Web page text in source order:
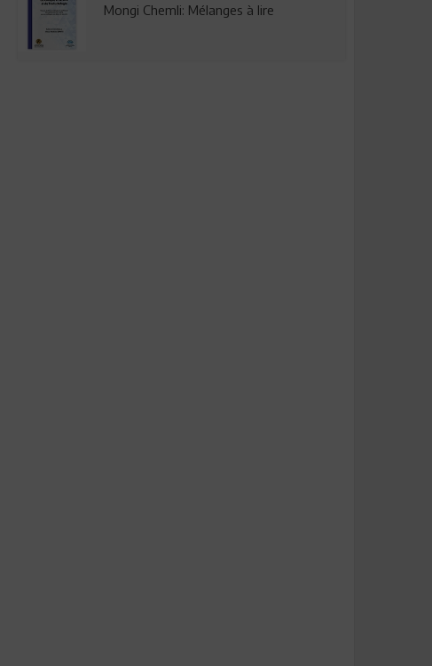
Mongi Chemli: Mélanges à lire